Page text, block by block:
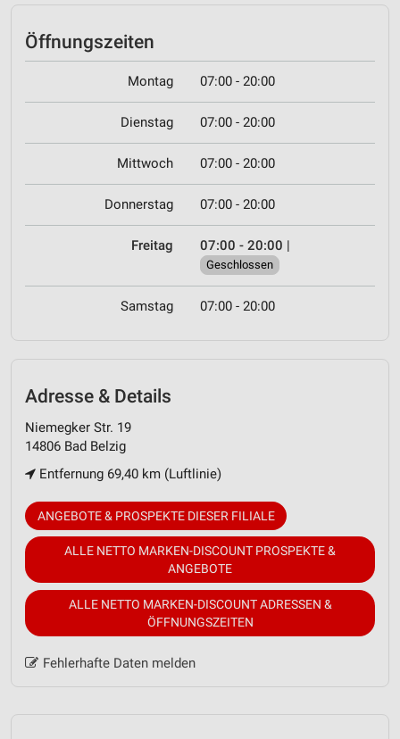
Öffnungszeiten
Montag 07:00 - 20:00
Dienstag 07:00 - 20:00
Mittwoch 07:00 - 20:00
Donnerstag 07:00 - 20:00
Freitag 07:00 - 20:00 |
Geschlossen
Samstag 07:00 - 20:00
Adresse & Details
Niemegker Str. 19
14806 Bad Belzig
Entfernung 69,40 km (Luftlinie)
ANGEBOTE & PROSPEKTE DIESER FILIALE
ALLE NETTO MARKEN-DISCOUNT PROSPEKTE &
ANGEBOTE
ALLE NETTO MARKEN-DISCOUNT ADRESSEN &
ÖFFNUNGSZEITEN
Fehlerhafte Daten melden